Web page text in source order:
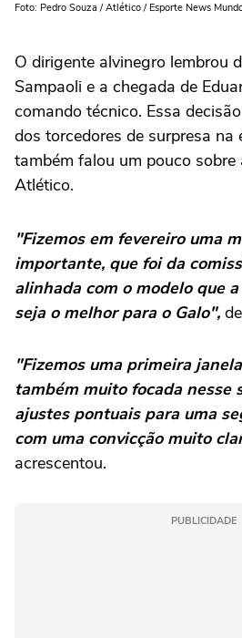
Foto: Pedro Souza / Atlético / Esporte News
O dirigente alvinegro lembrou
Sampaoli e a chegada de
comando técnico. Essa
dos torcedores de surpresa na
também falou um pouco
Atlético.
"Fizemos em fevereiro uma
importante, que foi da
alinhada com o modelo que
seja o melhor para o Galo",
"Fizemos uma primeira
também muito focada nesse
ajustes pontuais para uma
com uma convicção muito
acrescentou.
PUBLICIDADE